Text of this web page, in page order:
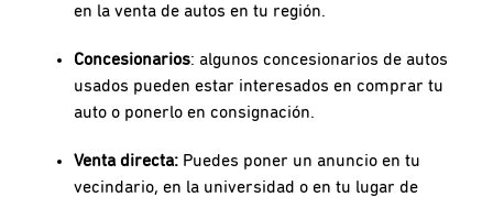
en la venta de autos en tu región.
Concesionarios: algunos concesionarios de autos
usados pueden estar interesados en comprar tu
auto o ponerlo en consignación.
Venta directa: Puedes poner un anuncio en tu
vecindario, en la universidad o en tu lugar de